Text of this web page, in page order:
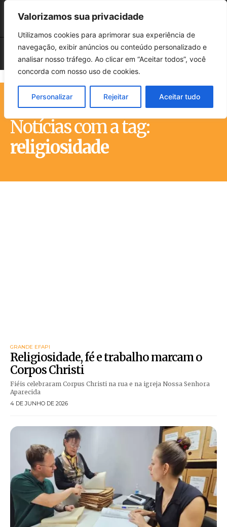
Valorizamos sua privacidade
Utilizamos cookies para aprimorar sua experiência de
navegação, exibir anúncios ou conteúdo personalizado e
analisar nosso tráfego. Ao clicar em “Aceitar todos”, você
concorda com nosso uso de cookies.
Personalizar Rejeitar Aceitar tudo
Notícias com a tag:
religiosidade
GRANDE EFAPI
Religiosidade, fé e trabalho marcam o
Corpos Christi
Fiéis celebraram Corpus Christi na rua e na igreja Nossa Senhora
Aparecida
4 DE JUNHO DE 2026